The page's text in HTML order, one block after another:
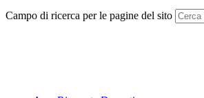
Campo di ricerca per le pagine del sito